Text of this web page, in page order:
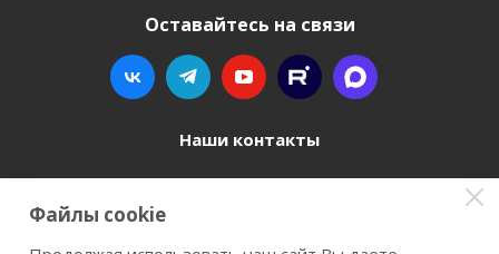
Оставайтесь на связи
Наши контакты
8 800 77-00-962
Файлы cookie